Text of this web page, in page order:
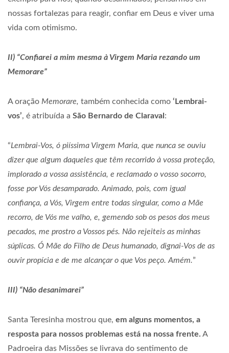
nossas fortalezas para reagir, confiar em Deus e viver uma
vida com otimismo.
II) “Confiarei a mim mesma à Virgem Maria rezando um
Memorare”
A oração Memorare, também conhecida como ‘Lembrai-
vos’, é atribuída a São Bernardo de Claraval :
“Lembrai-Vos, ó piíssima Virgem Maria, que nunca se ouviu
dizer que algum daqueles que têm recorrido à vossa proteção,
implorado a vossa assistência, e reclamado o vosso socorro,
fosse por Vós desamparado. Animado, pois, com igual
confiança, a Vós, Virgem entre todas singular, como a Mãe
recorro, de Vós me valho, e, gemendo sob os pesos dos meus
pecados, me prostro a Vossos pés. Não rejeiteis as minhas
súplicas. Ó Mãe do Filho de Deus humanado, dignai-Vos de as
ouvir propícia e de me alcançar o que Vos peço. Amém.”
III) “Não desanimarei”
Santa Teresinha mostrou que, em alguns momentos, a
resposta para nossos problemas está na nossa frente. A
Padroeira das Missões se livrava do sentimento de